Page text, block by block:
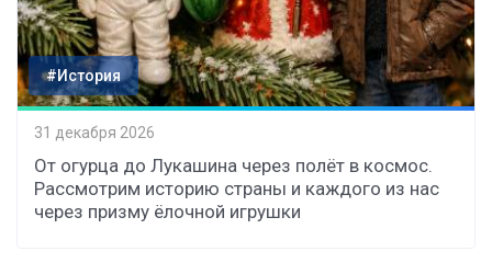
#История
31 декабря 2026
От огурца до Лукашина через полёт в космос.
Рассмотрим историю страны и каждого из нас
через призму ёлочной игрушки